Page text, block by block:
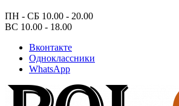
ПН - СБ 10.00 - 20.00
ВС 10.00 - 18.00
Вконтакте
Одноклассники
WhatsApp